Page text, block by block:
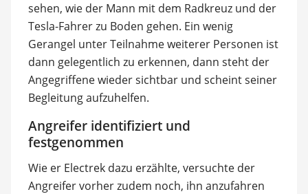
sehen, wie der Mann mit dem Radkreuz und der
Tesla-Fahrer zu Boden gehen. Ein wenig
Gerangel unter Teilnahme weiterer Personen ist
dann gelegentlich zu erkennen, dann steht der
Angegriffene wieder sichtbar und scheint seiner
Begleitung aufzuhelfen.
Angreifer identifiziert und
festgenommen
Wie er Electrek dazu erzählte, versuchte der
Angreifer vorher zudem noch, ihn anzufahren